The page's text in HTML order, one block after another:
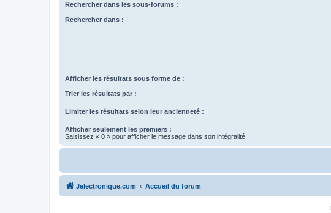
Rechercher dans les sous-forums :
Rechercher dans :
Afficher les résultats sous forme de :
Trier les résultats par :
Limiter les résultats selon leur ancienneté :
Afficher seulement les premiers :
Saisissez « 0 » pour afficher le message dans son intégralité.
Jelectronique.com Accueil du forum